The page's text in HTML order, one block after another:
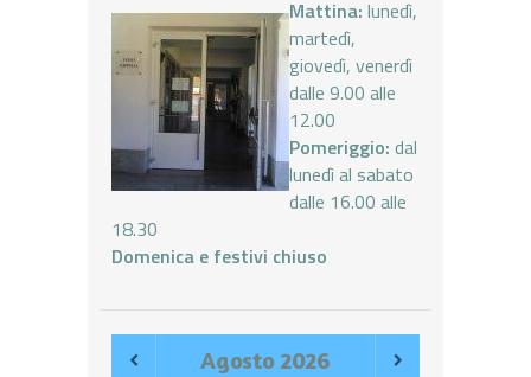
Mattina: lunedì,
martedì,
giovedì, venerdì
dalle 9.00 alle
12.00
Pomeriggio: dal
lunedì al sabato
dalle 16.00 alle
18.30
Domenica e festivi chiuso
Agosto2026